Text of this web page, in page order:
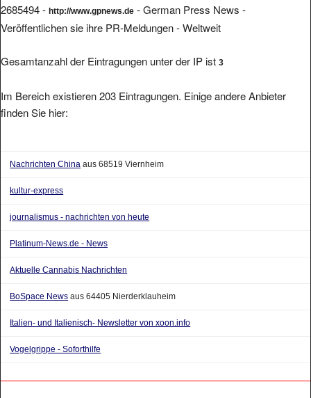
2685494 - http://www.gpnews.de - German Press News -
Veröffentlichen sie ihre PR-Meldungen - Weltweit
Gesamtanzahl der Eintragungen unter der IP ist 3
Im Bereich existieren 203 Eintragungen. Einige andere Anbieter
finden Sie hier:
Nachrichten China aus 68519 Viernheim
kultur-express
journalismus - nachrichten von heute
Platinum-News.de - News
Aktuelle Cannabis Nachrichten
BoSpace News aus 64405 Nierderklauheim
Italien- und Italienisch- Newsletter von xoon.info
Vogelgrippe - Soforthilfe